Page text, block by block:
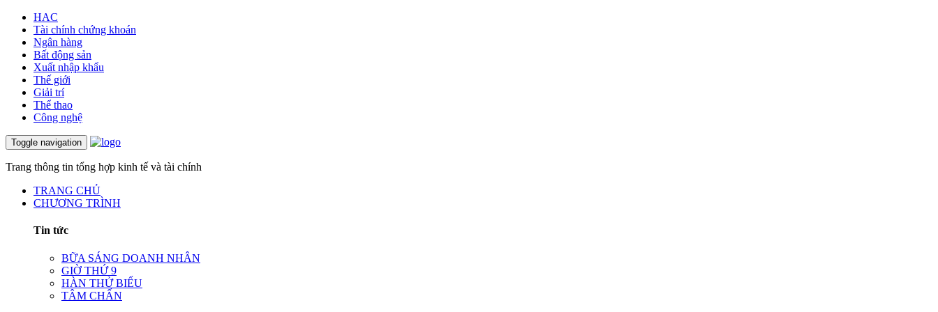
HAC
Tài chính chứng khoán
Ngân hàng
Bất động sản
Xuất nhập khẩu
Thế giới
Giải trí
Thể thao
Công nghệ
Toggle navigation
Trang thông tin tổng hợp kinh tế và tài chính
TRANG CHỦ
CHƯƠNG TRÌNH
Tin tức
BỮA SÁNG DOANH NHÂN
GIỜ THỨ 9
HÀN THỬ BIỂU
TÂM CHẤN